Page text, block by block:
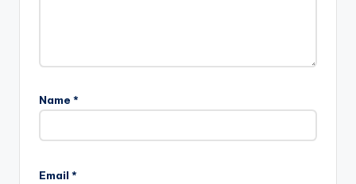
Name *
Email *